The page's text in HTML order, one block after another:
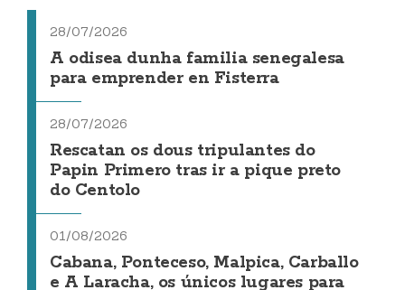
28/07/2026
A odisea dunha familia senegalesa
para emprender en Fisterra
28/07/2026
Rescatan os dous tripulantes do
Papin Primero tras ir a pique preto
do Centolo
01/08/2026
Cabana, Ponteceso, Malpica, Carballo
e A Laracha, os únicos lugares para